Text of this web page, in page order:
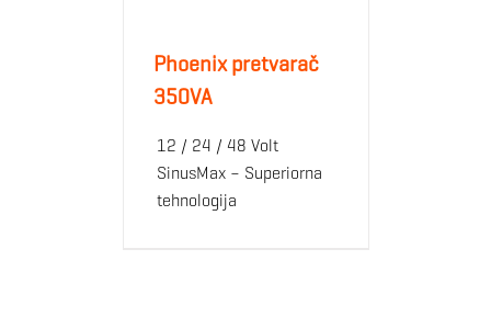
Phoenix pretvarač
350VA
12 / 24 / 48 Volt
SinusMax – Superiorna
tehnologija